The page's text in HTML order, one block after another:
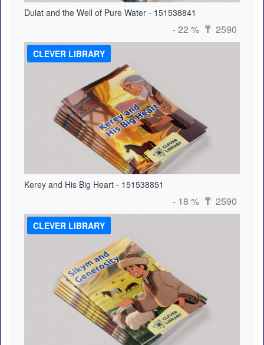
Dulat and the Well of Pure Water - 151538841
- 22 % ₸ 2590
CLEVER LIBRARY
Kerey and His Big Heart - 151538851
- 18 % ₸ 2590
CLEVER LIBRARY